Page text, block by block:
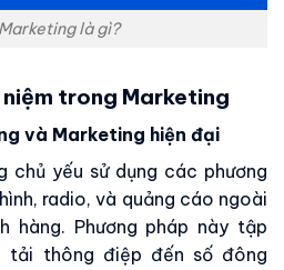
là gì?
trong Marketing
và Marketing hiện đại
chủ yếu sử dụng các phương
radio, và quảng cáo ngoài
hàng. Phương pháp này tập
tải thông điệp đến số đông